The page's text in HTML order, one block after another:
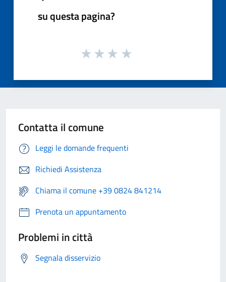
su questa pagina?
Contatta il comune
Leggi le domande frequenti
Richiedi Assistenza
Chiama il comune +39 0824 841214
Prenota un appuntamento
Problemi in città
Segnala disservizio